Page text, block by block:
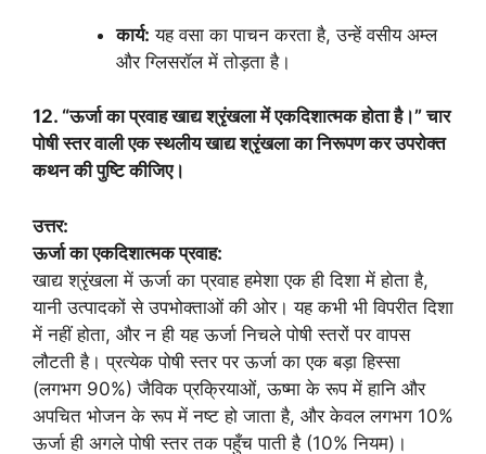
कार्य: यह वसा का पाचन करता है, उन्हें वसीय अम्ल
और ग्लिसरॉल में तोड़ता है।
12. “ऊर्जा का प्रवाह खाद्य श्रृंखला में एकदिशात्मक होता है।” चार
पोषी स्तर वाली एक स्थलीय खाद्य श्रृंखला का निरूपण कर उपरोक्त
कथन की पुष्टि कीजिए।
उत्तर:
ऊर्जा का एकदिशात्मक प्रवाह:
खाद्य श्रृंखला में ऊर्जा का प्रवाह हमेशा एक ही दिशा में होता है,
यानी उत्पादकों से उपभोक्ताओं की ओर। यह कभी भी विपरीत दिशा
में नहीं होता, और न ही यह ऊर्जा निचले पोषी स्तरों पर वापस
लौटती है। प्रत्येक पोषी स्तर पर ऊर्जा का एक बड़ा हिस्सा
(लगभग 90%) जैविक प्रक्रियाओं, ऊष्मा के रूप में हानि और
अपचित भोजन के रूप में नष्ट हो जाता है, और केवल लगभग 10%
ऊर्जा ही अगले पोषी स्तर तक पहुँच पाती है (10% नियम)।